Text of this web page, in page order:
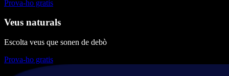
Prova-ho gratis
Veus naturals
Escolta veus que sonen de debò
Prova-ho gratis